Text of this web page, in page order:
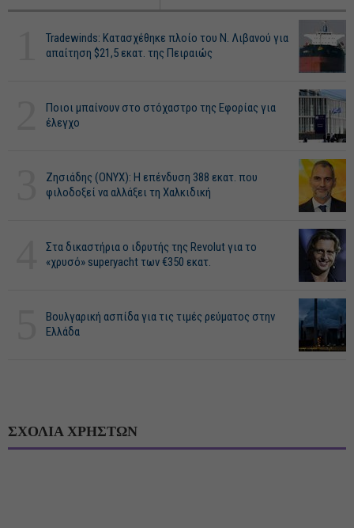
Tradewinds: Κατασχέθηκε πλοίο του Ν. Λιβανού για
απαίτηση $21,5 εκατ. της Πειραιώς
Ποιοι μπαίνουν στο στόχαστρο της Εφορίας για
έλεγχο
Ζησιάδης (ONYX): Η επένδυση 388 εκατ. που
φιλοδοξεί να αλλάξει τη Χαλκιδική
Στα δικαστήρια ο ιδρυτής της Revolut για το
«χρυσό» superyacht των €350 εκατ.
Βουλγαρική ασπίδα για τις τιμές ρεύματος στην
Ελλάδα
ΣΧΟΛΙΑ ΧΡΗΣΤΩΝ